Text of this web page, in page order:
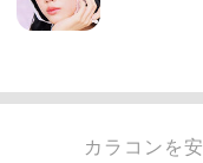
カラコンを